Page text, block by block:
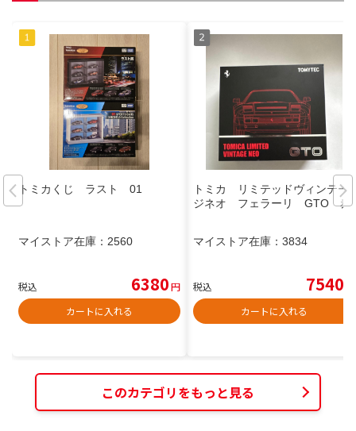
トミカくじ ラスト 01
マイストア在庫： 2560
税込 6380円
カートに入れる
トミカ リミテッドヴィンテー
ジネオ フェラーリ GTO 赤
マイストア在庫： 3834
税込 7540
カートに入れる
このカテゴリをもっと見る